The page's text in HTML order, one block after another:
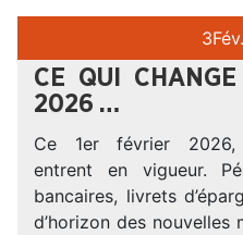
3Fév.
CE QUI
2026 …
Ce 1er février 2026,
entrent en vigueur.
bancaires, livrets
d’horizon des